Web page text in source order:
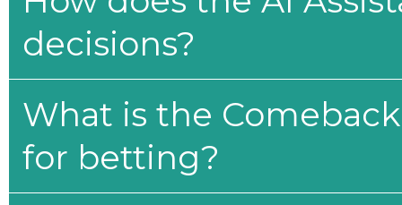
decisions?
What is the
for betting?